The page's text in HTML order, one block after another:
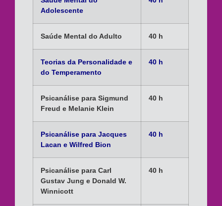
Adolescente
Saúde Mental do Adulto 40 h
Teorias da Personalidade e
do Temperamento
40 h
Psicanálise para Sigmund
Freud e Melanie Klein
40 h
Psicanálise para Jacques
Lacan e Wilfred Bion
40 h
Psicanálise para Carl
Gustav Jung e Donald W.
Winnicott
40 h